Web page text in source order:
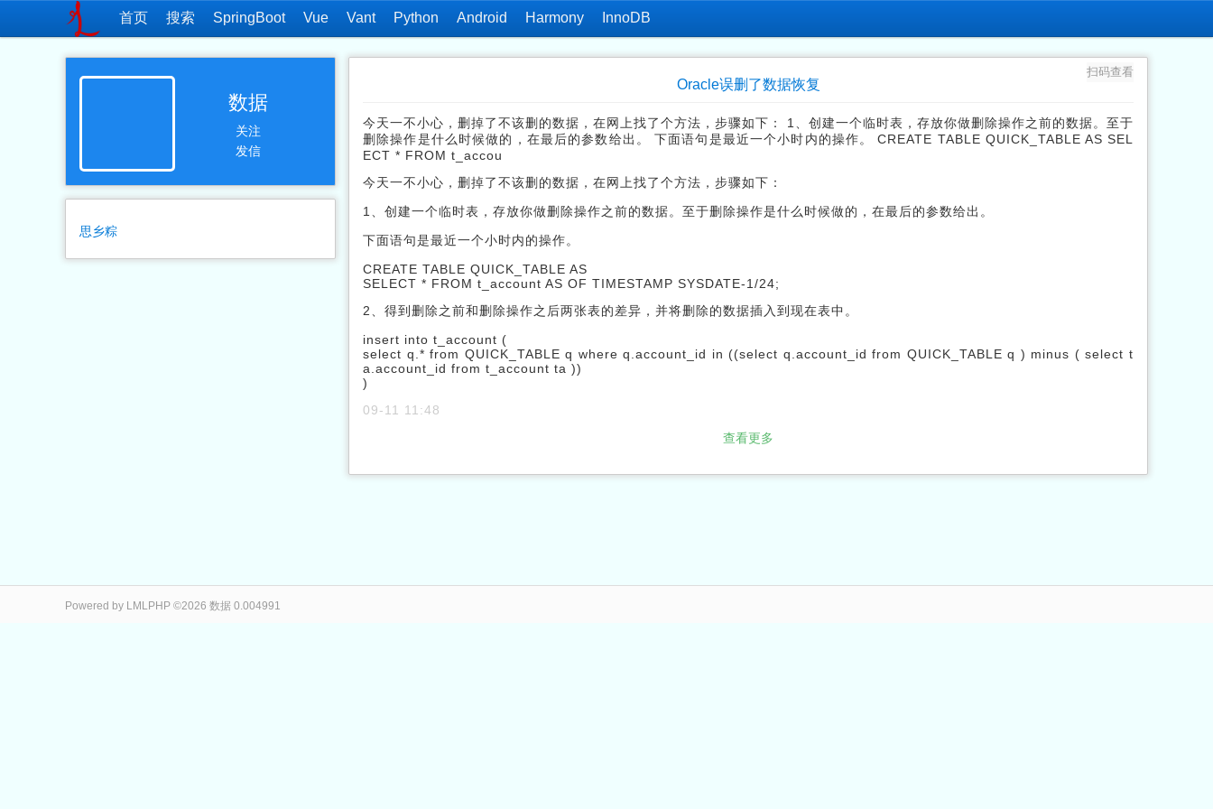
首页 搜索 SpringBoot Vue Vant Python Android Harmony InnoDB
数据
关注
发信
思乡粽
Oracle误删了数据恢复
扫码查看
今天一不小心，删掉了不该删的数据，在网上找了个方法，步骤如下： 1、创建一个临时表，存放你做删除操作之前的数据。至于
删除操作是什么时候做的，在最后的参数给出。 下面语句是最近一个小时内的操作。 CREATE TABLE QUICK_TABLE AS SEL
ECT * FROM t_accou
今天一不小心，删掉了不该删的数据，在网上找了个方法，步骤如下：
1、创建一个临时表，存放你做删除操作之前的数据。至于删除操作是什么时候做的，在最后的参数给出。
下面语句是最近一个小时内的操作。
CREATE TABLE QUICK_TABLE AS
SELECT * FROM t_account AS OF TIMESTAMP SYSDATE-1/24;
2、得到删除之前和删除操作之后两张表的差异，并将删除的数据插入到现在表中。
insert into t_account (
select q.* from QUICK_TABLE q where q.account_id in ((select q.account_id from QUICK_TABLE q ) minus ( select t
a.account_id from t_account ta ))
)
09-11 11:48
查看更多
Powered by LMLPHP ©2026 数据 0.004991